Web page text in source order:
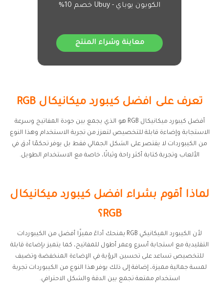
الكوبون يوباي - Ubuy خصم 10%
معاينة وشراء المنتج
تعرف على افضل كيبورد ميكانيكال RGB
أفضل كيبورد ميكانيكال RGB هو الذي يجمع بين جودة المفاتيح وسرعة
الاستجابة وإضاءة قابلة للتخصيص لتعزز من تجربة الاستخدام وهذا النوع
من الكيبوردات لا يقتصر على الشكل الجمالي فقط بل يوفر تحكمًا أدق في
الألعاب وتجربة كتابة أكثر راحة وثباتًا، خاصة مع الاستخدام الطويل.
لماذا أقوم بشراء افضل كيبورد ميكانيكال
RGB؟
لأن الكيبورد الميكانيكي RGB يمنحك أداءً مميزًا أفضل من الكيبوردات
التقليدية مع استجابة أسرع وعمر أطول للمفاتيح، كما يتميز بإضاءة قابلة
للتخصيص تساعد على تحسين الرؤية في الإضاءة المنخفضة وتضيف
لمسة جمالية مميزة، إضافة إلى ذلك يوفر هذا النوع من الكيبوردات تجربة
استخدام ممتعة تجمع بين الدقة والشكل الاحترافي.